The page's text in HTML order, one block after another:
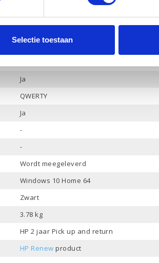
Selectie toestaan
-
Hoofdtelefoon / Microfoon combo
Ja
QWERTY
Ja
-
-
Wordt meegeleverd
Windows 10 Home 64
Zwart
3.78 kg
HP 2 jaar Pick up and return
HP Renew product